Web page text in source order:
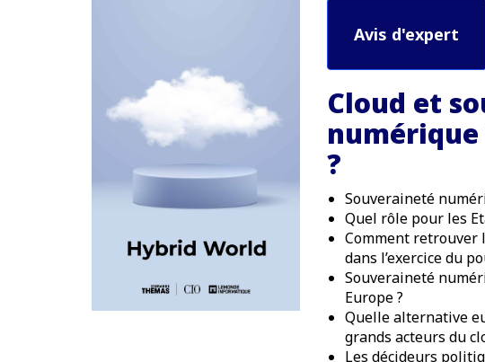
Avis d'expert
Cloud et
?
Souveraineté
Quel rôle pour les
Comment retrouver
dans l’exercice du
Souveraineté
Europe ?
Quelle alternative
grands acteurs du
Les décideurs